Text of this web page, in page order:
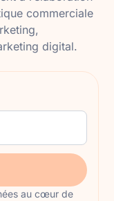
commerciale
digital.
au cœur de